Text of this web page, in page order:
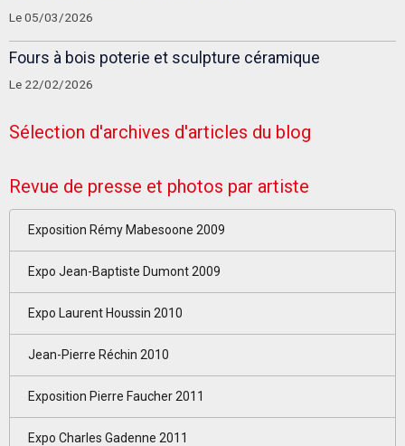
Le 05/03/2026
Fours à bois poterie et sculpture céramique
Le 22/02/2026
Sélection d'archives d'articles du blog
Revue de presse et photos par artiste
Exposition Rémy Mabesoone 2009
Expo Jean-Baptiste Dumont 2009
Expo Laurent Houssin 2010
Jean-Pierre Réchin 2010
Exposition Pierre Faucher 2011
Expo Charles Gadenne 2011